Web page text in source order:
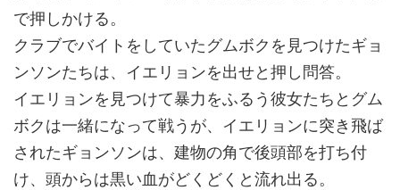
で押しかける。
クラブでバイトをしていたグムボクを見つけたギョ
ンソンたちは、イエリョンを出せと押し問答。
イエリョンを見つけて暴力をふるう彼女たちとグム
ボクは一緒になって戦うが、イエリョンに突き飛ば
されたギョンソンは、建物の角で後頭部を打ち付
け、頭からは黒い血がどくどくと流れ出る。